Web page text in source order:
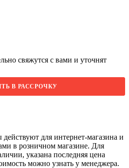
свяжутся с вами и уточнят
В РАССРОЧКУ
для интернет-магазина и
в розничном магазине. Для
указана последняя цена
можно узнать у менеджера.